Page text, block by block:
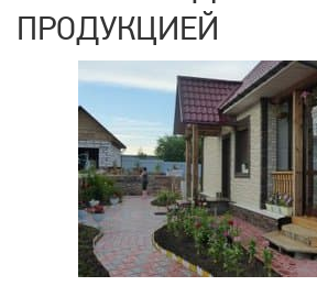
ПРОДУКЦИЕЙ